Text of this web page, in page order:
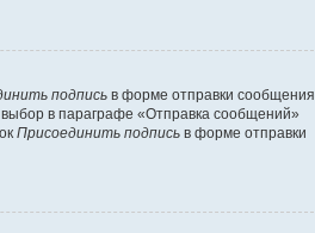
подпись в форме отправки сообщения,
в параграфе «Отправка сообщений»
Присоединить подпись в форме отправки